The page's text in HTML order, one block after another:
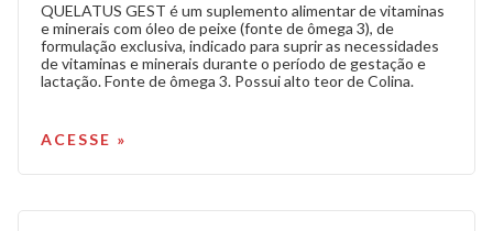
QUELATUS GEST é um suplemento alimentar de vitaminas
e minerais com óleo de peixe (fonte de ômega 3), de
formulação exclusiva, indicado para suprir as necessidades
de vitaminas e minerais durante o período de gestação e
lactação. Fonte de ômega 3. Possui alto teor de Colina.
ACESSE »